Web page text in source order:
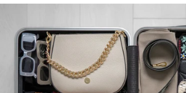
Retoure aus Deutschland:
2,95 EUR
Retoure aus Österreich:
3,95 EUR